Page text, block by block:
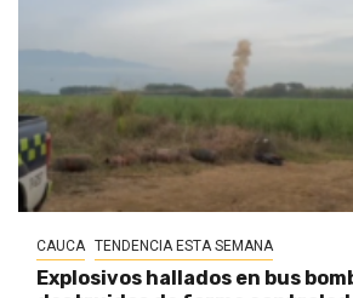
CAUCA TENDENCIA ESTA SEMANA
Explosivos hallados en bus